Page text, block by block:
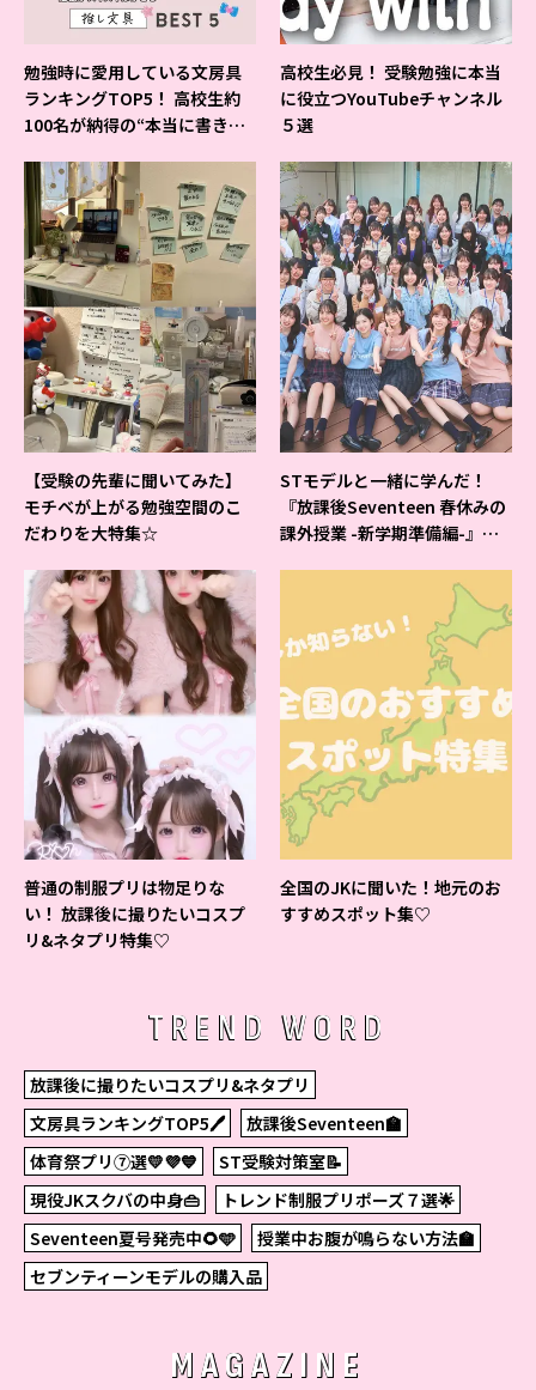
勉強時に愛用している文房具
ランキングTOP5！ 高校生約
100名が納得の“本当に書きや
高校生必見！ 受験勉強に本当
に役立つYouTubeチャンネル
５選
【受験の先輩に聞いてみた】
モチベが上がる勉強空間のこ
だわりを大特集☆
STモデルと一緒に学んだ！
『放課後Seventeen 春休みの
課外授業 -新学期準備編-』イ
普通の制服プリは物足りな
い！ 放課後に撮りたいコスプ
リ&ネタプリ特集♡
全国のJKに聞いた！地元のお
すすめスポット集♡
TREND WORD
放課後に撮りたいコスプリ&ネタプリ
文房具ランキングTOP5🖊
放課後Seventeen🏫
体育祭プリ⑦選💛💜💙
ST受験対策室📝
現役JKスクバの中身👜
トレンド制服プリポーズ７選🌟
Seventeen夏号発売中🌻🩵
授業中お腹が鳴らない方法🏫
セブンティーンモデルの購入品
MAGAZINE